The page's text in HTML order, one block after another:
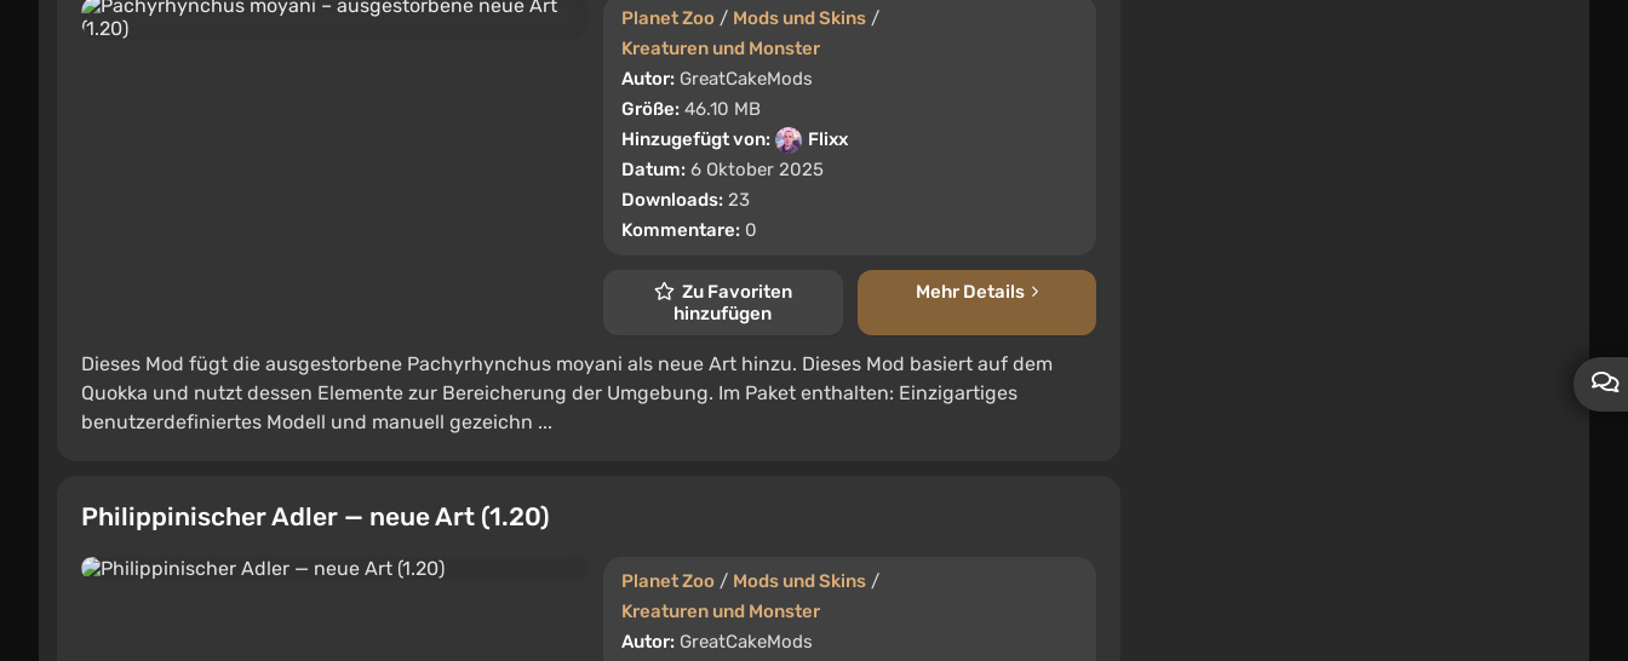
Planet Zoo / Mods und Skins /
Kreaturen und Monster
Autor: GreatCakeMods
Größe: 46.10 MB
Hinzugefügt von:
Flixx
Datum: 6 Oktober 2025
Downloads: 23
Kommentare: 0
Zu Favoriten
hinzufügen
Mehr Details
Dieses Mod fügt die ausgestorbene Pachyrhynchus moyani als neue Art hinzu. Dieses Mod basiert auf dem
Quokka und nutzt dessen Elemente zur Bereicherung der Umgebung. Im Paket enthalten: Einzigartiges
benutzerdefiniertes Modell und manuell gezeichn ...
Philippinischer Adler — neue Art (1.20)
Planet Zoo / Mods und Skins /
Kreaturen und Monster
Autor: GreatCakeMods